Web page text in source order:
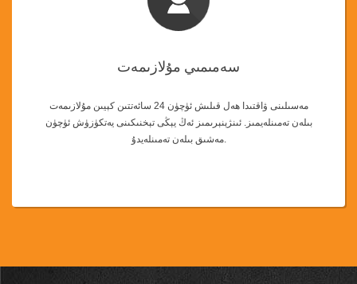
سەمىمىي مۇلازىمەت
مەسىلىنى ۋاقتىدا ھەل قىلىش ئۈچۈن 24 سائەتتىن كېيىن مۇلازىمەت
بىلەن تەمىنلەيمىز. ئىنژېنېرىمىز ئەڭ يېڭى تېخنىكىنى يەتكۈزۈش ئۈچۈن
مەشىق بىلەن تەمىنلەيدۇ.